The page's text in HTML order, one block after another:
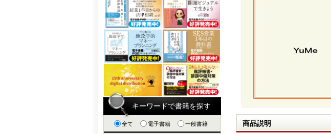
商品説明
キーワードで書籍を探す
全て 電子書籍 一般書籍